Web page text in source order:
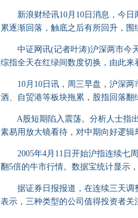
新浪财经讯10月10日消息，今日
累逐渐回落，触底之后有所回升，
中证网讯(记者叶涛)沪深两市今天
综指全天在红绿间数度切换，由此
10月10日讯，周三早盘，沪深两
酒、自贸港等板块拖累，股指回落
A股短期陷入震荡。分析人士指出
素易用放大镜看待，对中期向好逻辑
2005年4月11日开始沪指连续七周
翻5倍的牛市行情。数据宝统计显示
据证券日报报道，在连续三天调
表示，三种类型的公司值得投资者